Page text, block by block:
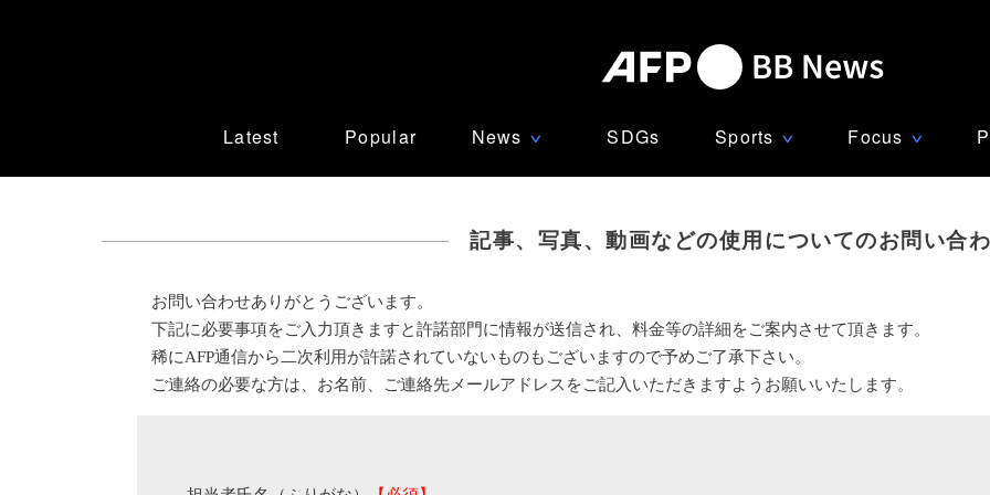
Latest Popular News ∨ SDGs Sports ∨ Focus ∨
記事、写真、動画などの使用についてのお問い合
お問い合わせありがとうございます。
下記に必要事項をご入力頂きますと許諾部門に情報が送信され、料金等の詳細をご案内させて頂きます。
稀にAFP通信から二次利用が許諾されていないものもございますので予めご了承下さい。
ご連絡の必要な方は、お名前、ご連絡先メールアドレスをご記入いただきますようお願いいたします。